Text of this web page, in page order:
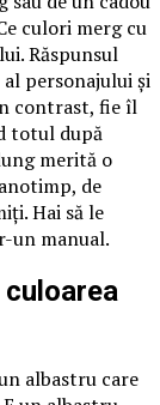
culori merg cu
Răspunsul
personajului și
contrast, fie îl
totul după
merită o
de
Hai să le
un manual.
albastru care